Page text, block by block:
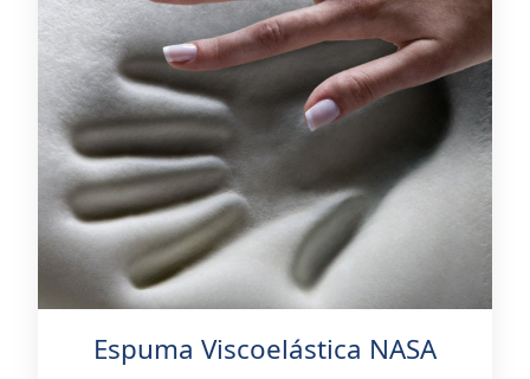
Espuma Viscoelástica NASA